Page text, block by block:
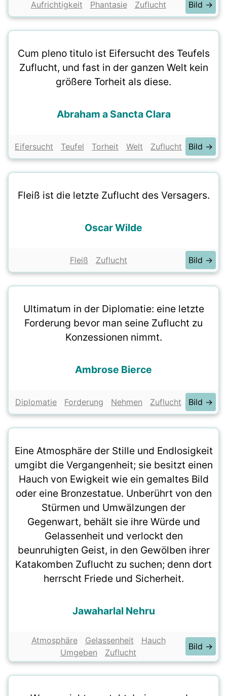
Aufrichtigkeit Phantasie Zuflucht Bild →
Cum pleno titulo ist Eifersucht des Teufels
Zuflucht, und fast in der ganzen Welt kein
größere Torheit als diese.
Abraham a Sancta Clara
Eifersucht Teufel Torheit Welt Zuflucht Bild →
Fleiß ist die letzte Zuflucht des Versagers.
Oscar Wilde
Fleiß Zuflucht Bild →
Ultimatum in der Diplomatie: eine letzte
Forderung bevor man seine Zuflucht zu
Konzessionen nimmt.
Ambrose Bierce
Diplomatie Forderung Nehmen Zuflucht Bild →
Eine Atmosphäre der Stille und Endlosigkeit
umgibt die Vergangenheit; sie besitzt einen
Hauch von Ewigkeit wie ein gemaltes Bild
oder eine Bronzestatue. Unberührt von den
Stürmen und Umwälzungen der
Gegenwart, behält sie ihre Würde und
Gelassenheit und verlockt den
beunruhigten Geist, in den Gewölben ihrer
Katakomben Zuflucht zu suchen; denn dort
herrscht Friede und Sicherheit.
Jawaharlal Nehru
Atmosphäre Gelassenheit
Hauch
Umgeben
Zuflucht
Bild →